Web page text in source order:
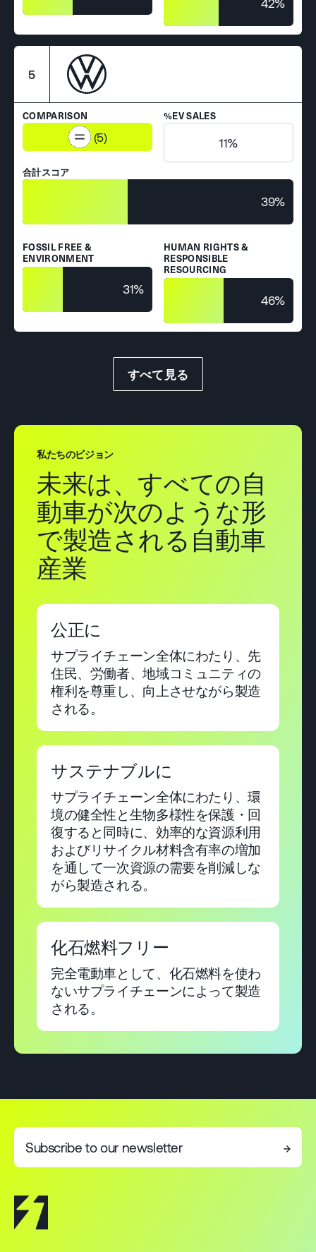
5
COMPARISON
(5)
%EV SALES
11%
合計スコア
39%
FOSSIL FREE &
ENVIRONMENT
31%
HUMAN RIGHTS &
RESPONSIBLE
RESOURCING
46%
すべて見る
私たちのビジョン
未来は、すべての自
動車が次のような形
で製造される自動車
産業
公正に
サプライチェーン全体にわたり、先
住民、労働者、地域コミュニティの
権利を尊重し、向上させながら製造
される。
サステナブルに
サプライチェーン全体にわたり、環
境の健全性と生物多様性を保護・回
復すると同時に、効率的な資源利用
およびリサイクル材料含有率の増加
を通して一次資源の需要を削減しな
がら製造される。
化石燃料フリー
完全電動車として、化石燃料を使わ
ないサプライチェーンによって製造
される。
Subscribe to our newsletter →